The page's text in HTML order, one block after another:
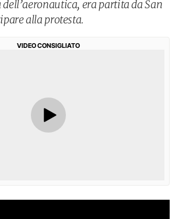
era partita da San
alla protesta.
VIDEO CONSIGLIATO